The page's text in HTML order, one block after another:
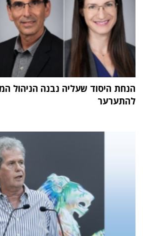
הנחת היסוד שעליה נבנה הניהול
להתערער